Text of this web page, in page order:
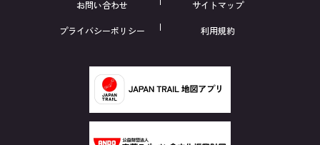
お問い合わせ サイトマップ
プライバシーポリシー 利用規約